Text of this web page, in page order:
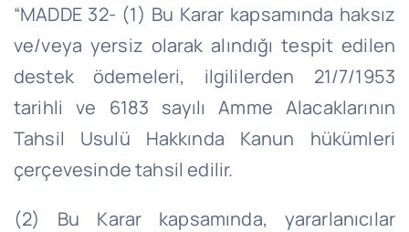
“MADDE 32- (1) Bu Karar kapsamında haksız
ve/veya yersiz olarak alındığı tespit edilen
destek ödemeleri, ilgililerden 21/7/1953
tarihli ve 6183 sayılı Amme Alacaklarının
Tahsil Usulü Hakkında Kanun hükümleri
çerçevesinde tahsil edilir.
(2) Bu Karar kapsamında, yararlanıcılar